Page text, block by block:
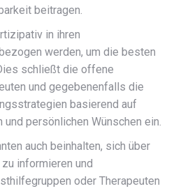
beitragen.
in ihren
werden, um die besten
schließt die offene
und gegebenenfalls die
basierend auf
persönlichen Wünschen ein.
auch beinhalten, sich über
informieren und
oder Therapeuten